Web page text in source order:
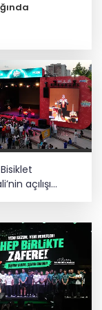
oldu?
zincirleme
mı geliyor?
açılışı